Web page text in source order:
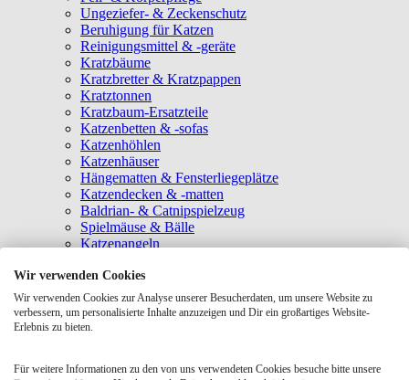
Ungeziefer- & Zeckenschutz
Beruhigung für Katzen
Reinigungsmittel & -geräte
Kratzbäume
Kratzbretter & Kratzpappen
Kratztonnen
Kratzbaum-Ersatzteile
Katzenbetten & -sofas
Katzenhöhlen
Katzenhäuser
Hängematten & Fensterliegeplätze
Katzendecken & -matten
Baldrian- & Catnipspielzeug
Spielmäuse & Bälle
Katzenangeln
Laserpointer & Elektrospielzeug
Katzentunnel
Clicker & Target Sticks für Katzen
Weiteres Katzenspielzeug
Tragetaschen
Wir verwenden Cookies
Wir verwenden Cookies zur Analyse unserer Besucherdaten, um unsere Website zu
verbessern, um personalisierte Inhalte anzuzeigen und Dir ein großartiges Website-
Erlebnis zu bieten.
Für weitere Informationen zu den von uns verwendeten Cookies besuche bitte unsere